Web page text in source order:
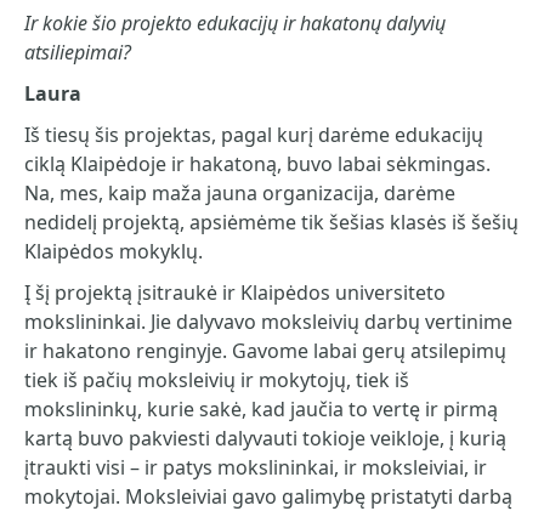
Ir kokie šio projekto edukacijų ir hakatonų dalyvių
atsiliepimai?
Laura
Iš tiesų šis projektas, pagal kurį darėme edukacijų
ciklą Klaipėdoje ir hakatoną, buvo labai sėkmingas.
Na, mes, kaip maža jauna organizacija, darėme
nedidelį projektą, apsiėmėme tik šešias klasės iš šešių
Klaipėdos mokyklų.
Į šį projektą įsitraukė ir Klaipėdos universiteto
mokslininkai. Jie dalyvavo moksleivių darbų vertinime
ir hakatono renginyje. Gavome labai gerų atsilepimų
tiek iš pačių moksleivių ir mokytojų, tiek iš
mokslininkų, kurie sakė, kad jaučia to vertę ir pirmą
kartą buvo pakviesti dalyvauti tokioje veikloje, į kurią
įtraukti visi – ir patys mokslininkai, ir moksleiviai, ir
mokytojai. Moksleiviai gavo galimybę pristatyti darbą